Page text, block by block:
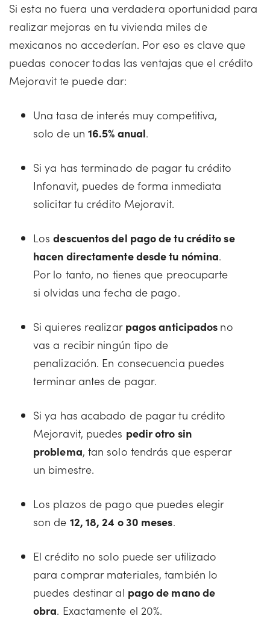
Si esta no fuera una verdadera oportunidad para
realizar mejoras en tu vivienda miles de
mexicanos no accederían. Por eso es clave que
puedas conocer todas las ventajas que el crédito
Mejoravit te puede dar:
Una tasa de interés muy competitiva,
solo de un 16.5% anual.
Si ya has terminado de pagar tu crédito
Infonavit, puedes de forma inmediata
solicitar tu crédito Mejoravit.
Losdescuentos del pago de tu crédito se
hacen directamente desde tu nómina.
Por lo tanto, no tienes que preocuparte
si olvidas una fecha de pago.
Si quieres realizar pagos anticipados no
vas a recibir ningún tipo de
penalización. En consecuencia puedes
terminar antes de pagar.
Si ya has acabado de pagar tu crédito
Mejoravit, puedes pedir otro sin
problema, tan solo tendrás que esperar
un bimestre.
Los plazos de pago que puedes elegir
son de 12, 18, 24 o 30 meses.
El crédito no solo puede ser utilizado
para comprar materiales, también lo
puedes destinar al pago de mano de
obra. Exactamente el 20%.